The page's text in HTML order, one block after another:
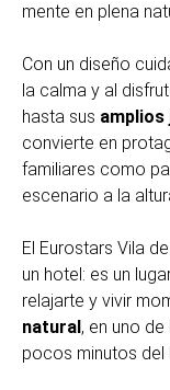
mente en plena
Con un diseño
la calma y al
hasta sus amplios
convierte en
familiares como
escenario a la
El Eurostars Vila
un hotel: es un
relajarte y vivir
natural, en uno
pocos minutos del